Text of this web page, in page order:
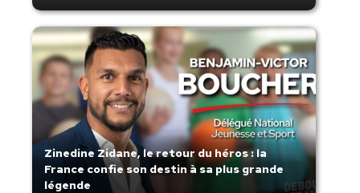
Zinedine Zidane, le retour du héros : la
France confie son destin à sa plus grande
légende